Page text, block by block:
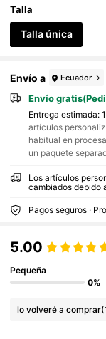
Talla
Talla única
Envío a Ecuador
Envío
Entrega estimada:
artículos
habitual en
un paquete
Los artículos
cambiados debido
Pagos seguros ·
5.00
Pequeña
0%
lo volveré a comprar